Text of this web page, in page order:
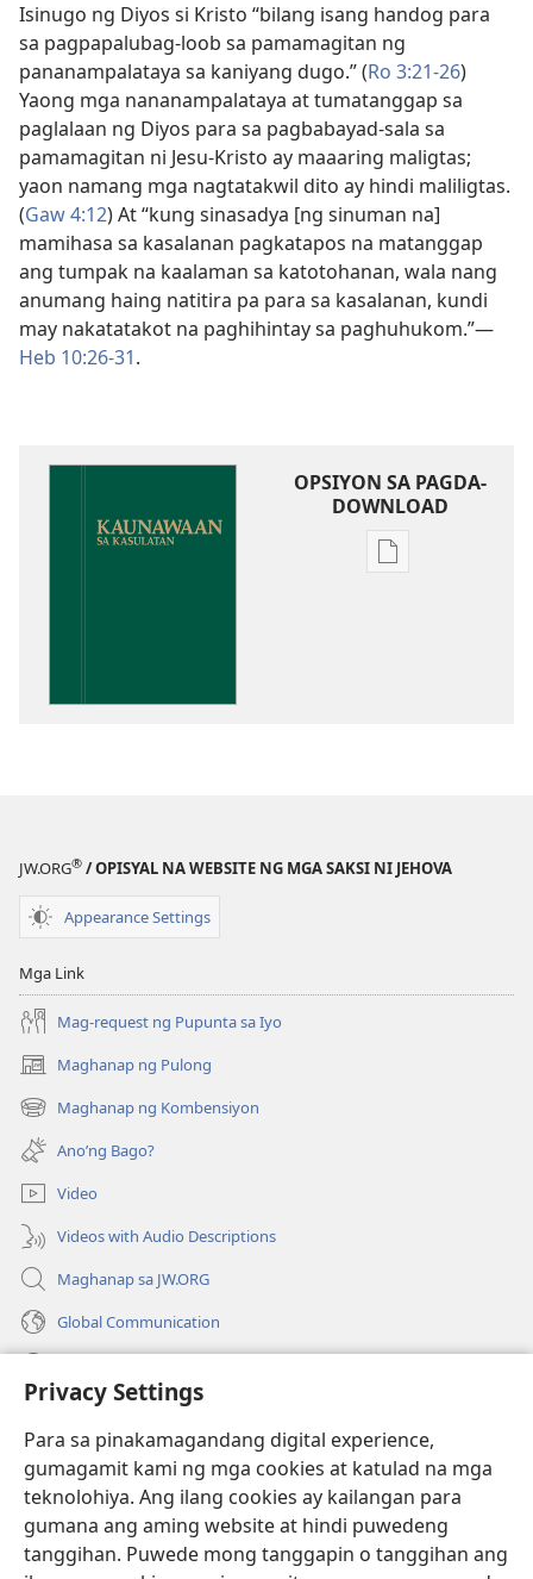
Privacy Settings
Para sa pinakamagandang digital experience,
gumagamit kami ng mga cookies at katulad na mga
teknolohiya. Ang ilang cookies ay kailangan para
gumana ang aming website at hindi puwedeng
tanggihan. Puwede mong tanggapin o tanggihan ang
Isinugo ng Diyos si Kristo “bilang isang handog para
sa pagpapalubag-loob sa pamamagitan ng
pananampalataya sa kaniyang dugo.” (Ro 3:21-26)
Yaong mga nananampalataya at tumatanggap sa
paglalaan ng Diyos para sa pagbabayad-sala sa
pamamagitan ni Jesu-Kristo ay maaaring maligtas;
yaon namang mga nagtatakwil dito ay hindi maliligtas.
(Gaw 4:12) At “kung sinasadya [ng sinuman na]
mamihasa sa kasalanan pagkatapos na matanggap
ang tumpak na kaalaman sa katotohanan, wala nang
anumang haing natitira pa para sa kasalanan, kundi
may nakatatakot na paghihintay sa paghuhukom.”​—
Heb 10:26-31.
OPSIYON SA PAGDA-
DOWNLOAD
Opsiyon
JW.ORG® / OPISYAL NA WEBSITE NG MGA SAKSI NI JEHOVA
Appearance Settings
Mga Link
Mag-request ng Pupunta sa Iyo
Maghanap ng Pulong
(may
bubukas
na
bagong
window)
Maghanap ng Kombensiyon
(may
bubukas
na
bagong
window)
Ano’ng Bago?
Video
Videos with Audio Descriptions
Maghanap sa JW.ORG
Global Communication
(may
na
bagong
window)
Watchtower ONLINE LIBRARY™
(may
bubukas
na
bagong
JW Hub ®
(may